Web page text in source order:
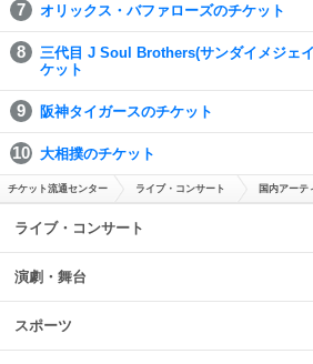
オリックス・バファローズのチケット
三代目 J Soul Brothers(サンダイメジェ
ケット
阪神タイガースのチケット
大相撲のチケット
チケット流通センター ライブ・コンサート 国内アーテ
ライブ・コンサート
演劇・舞台
スポーツ